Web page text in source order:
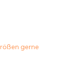
gerne